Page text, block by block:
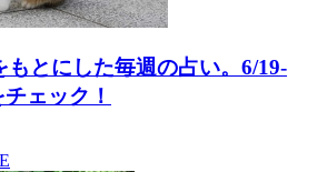
もとにした毎週の占い。6/19-
ェック！